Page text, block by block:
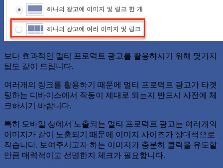
보다 효과적인 멀티 프로덕트 광고를 활용하시기 위해 몇가지
팁도 같이 드립니다.
여러개의 링크를 활용하기 때문에 멀티 프로덕트 광고가 타겟
팅하는 디바이스에서 작동이 제대로 되는지 반드시 사전에 체
크하시기 바랍니다.
특히 모바일 상에서 노출되는 멀티 프로덕트 광고는 여러개의
이미지가 같이 노출되기 때문에 이미지 사이즈가 상대적으로
작습니다. 보여주시고자 하는 이미지가 충분히 클릭을 유도할
만큼 매력적이고 선명한지 체크가 필요합니다.